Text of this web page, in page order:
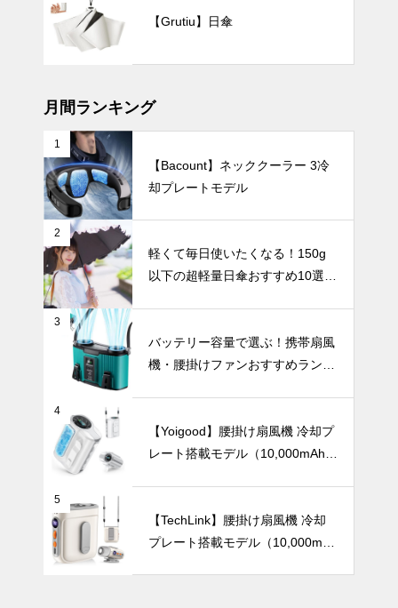
【2025年最
新版】暑さを
一瞬で和らげ
ディファンお
すすめ10選
モノトーン花
瓶が生む美し
いコントラス
ト。花が引き
立つ空間コー
インテリア小物
爽やかな透明
る、おしゃれ
の選び方。
インテリア小物
枝ものや背の
高い花をもっ
と素敵に。陶
器製ロングベ
テーブルウェア
【Grutiu】日傘
月間ランキング
1
【Bacount】ネッククーラー 3冷
却プレートモデル
2
軽くて毎日使いたくなる！150g
以下の超軽量日傘おすすめ10選
3
バッテリー容量で選ぶ！携帯扇風
機・腰掛けファンおすすめランキ
4
【Yoigood】腰掛け扇風機 冷却プ
レート搭載モデル（10,000mAh・
5
【TechLink】腰掛け扇風機 冷却
プレート搭載モデル（10,000mA